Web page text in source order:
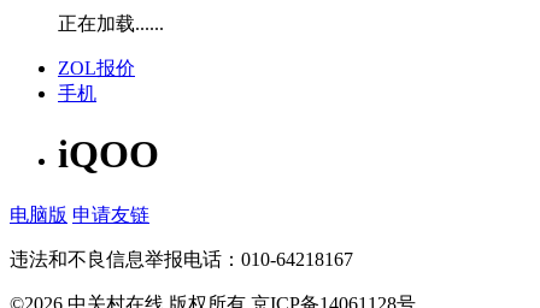
正在加载......
ZOL报价
手机
iQOO
电脑版 申请友链
违法和不良信息举报电话：010-64218167
©2026 中关村在线 版权所有 京ICP备14061128号